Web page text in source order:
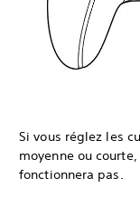
Si vous réglez les
moyenne ou
fonctionnera pas.